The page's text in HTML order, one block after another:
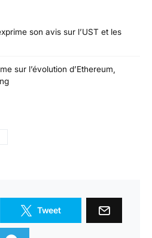
son avis sur l’UST et les
sur l’évolution d’Ethereum,
Tweet